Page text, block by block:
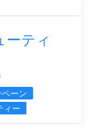
ーティ
ーン
ィー